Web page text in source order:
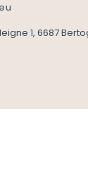
1, 6687